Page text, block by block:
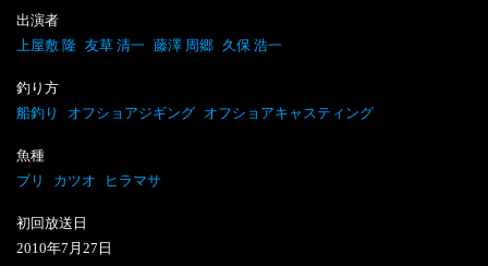
出演者
上屋敷 隆 友草 清一 藤澤 周郷 久保 浩一
釣り方
船釣り
オフショアジギング オフショアキャスティング
魚種
ブリ
カツオ ヒラマサ
初回放送日
2010年7 月 27 日